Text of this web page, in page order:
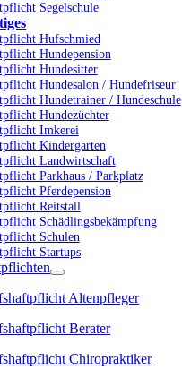
Segelschule
Hufschmied
Hundepension
Hundesitter
Hundesalon / Hundefriseur
Hundetrainer / Hundeschule
Hundezüchter
Imkerei
Kindergarten
Landwirtschaft
Parkhaus / Parkplatz
Pferdepension
Reitstall
Schädlingsbekämpfung
Schulen
Startups
Altenpfleger
Berater
Chiropraktiker